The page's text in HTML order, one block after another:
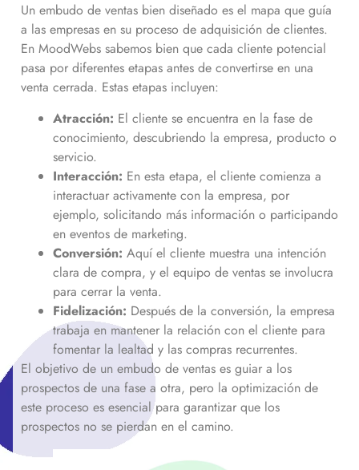
Un embudo de ventas bien diseñado es el mapa que guía
a las empresas en su proceso de adquisición de clientes.
En MoodWebs sabemos bien que cada cliente potencial
pasa por diferentes etapas antes de convertirse en una
venta cerrada. Estas etapas incluyen:
Atracción: El cliente se encuentra en la fase de
conocimiento, descubriendo la empresa, producto o
servicio.
Interacción: En esta etapa, el cliente comienza a
interactuar activamente con la empresa, por
ejemplo, solicitando más información o participando
en eventos de marketing.
Conversión: Aquí el cliente muestra una intención
clara de compra, y el equipo de ventas se involucra
para cerrar la venta.
Fidelización: Después de la conversión, la empresa
trabaja en mantener la relación con el cliente para
fomentar la lealtad y las compras recurrentes.
El objetivo de un embudo de ventas es guiar a los
prospectos de una fase a otra, pero la optimización de
este proceso es esencial para garantizar que los
prospectos no se pierdan en el camino.